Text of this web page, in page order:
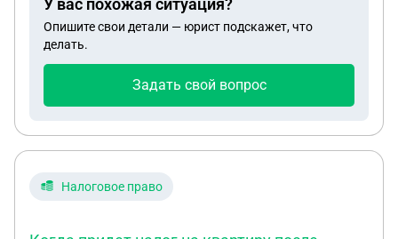
пожалуйста.
У вас похожая ситуация?
Опишите свои детали — юрист подскажет, что
делать.
Задать свой вопрос
Налоговое право